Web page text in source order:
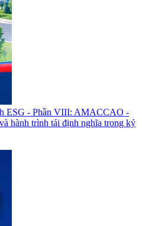
ESG - Phần VIII: AMACCAO -
hành trình tái định nghĩa trong kỷ